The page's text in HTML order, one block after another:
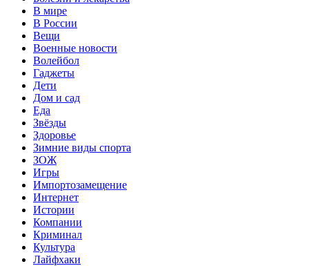
В мире
В России
Вещи
Военные новости
Волейбол
Гаджеты
Дети
Дом и сад
Еда
Звёзды
Здоровье
Зимние виды спорта
ЗОЖ
Игры
Импортозамещение
Интернет
Истории
Компании
Криминал
Культура
Лайфхаки